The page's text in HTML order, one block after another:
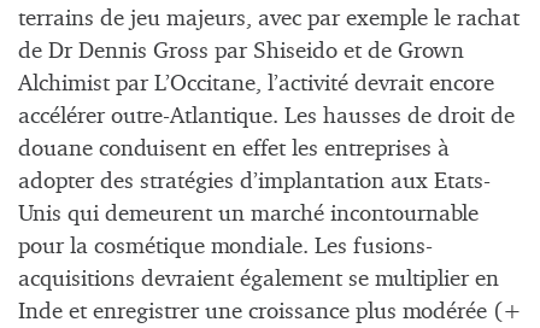
terrains de jeu majeurs, avec par exemple le rachat
de Dr Dennis Gross par Shiseido et de Grown
Alchimist par L’Occitane, l’activité devrait encore
accélérer outre-Atlantique. Les hausses de droit de
douane conduisent en effet les entreprises à
adopter des stratégies d’implantation aux Etats-
Unis qui demeurent un marché incontournable
pour la cosmétique mondiale. Les fusions-
acquisitions devraient également se multiplier en
Inde et enregistrer une croissance plus modérée (+